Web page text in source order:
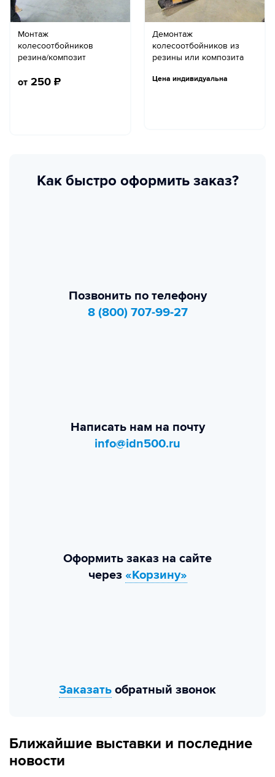
Монтаж
колесоотбойников
резина/композит
от 250 ₽
Демонтаж
колесоотбойников из
резины или композита
Цена индивидуальна
Как быстро оформить заказ?
Позвонить по телефону
8 (800) 707-99-27
Написать нам на почту
info@idn500.ru
Оформить заказ на сайте
через «Корзину»
Заказать обратный звонок
Ближайшие выставки и последние
новости